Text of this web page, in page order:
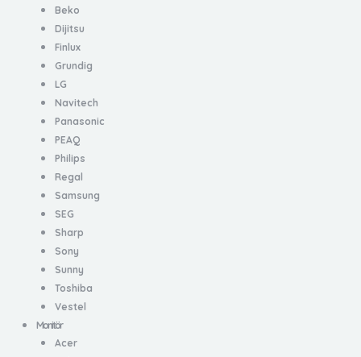
Beko
Dijitsu
Finlux
Grundig
LG
Navitech
Panasonic
PEAQ
Philips
Regal
Samsung
SEG
Sharp
Sony
Sunny
Toshiba
Vestel
Monitör
Acer